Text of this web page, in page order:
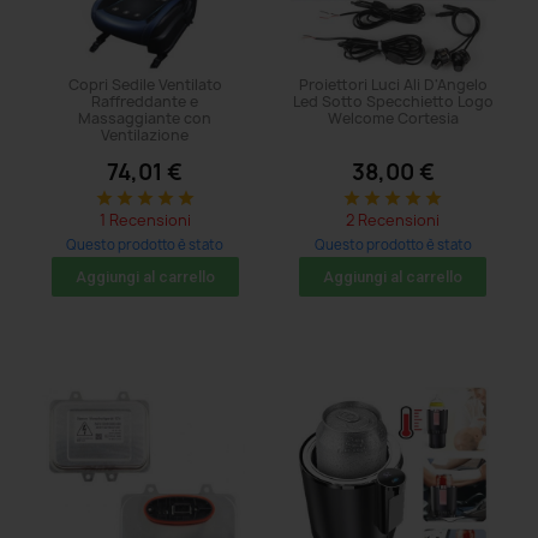
Copri Sedile Ventilato
Raffreddante e
Massaggiante con
Ventilazione
74,01 €
star star star star star
1 Recensioni
Questo prodotto è stato
acquistato: 71 volte
Aggiungi al carrello
Proiettori Luci Ali D'Angelo
Led Sotto Specchietto Logo
Welcome Cortesia
38,00 €
star star star star star
2 Recensioni
Questo prodotto è stato
acquistato: 11 volte
Aggiungi al carrello